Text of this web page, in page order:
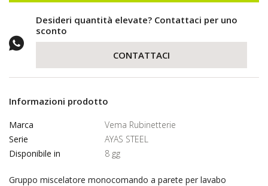
Desideri quantità elevate? Contattaci per uno
sconto
CONTATTACI
Informazioni prodotto
Marca
Vema Rubinetterie
Serie
AYAS STEEL
Disponibile in
8 gg
Gruppo miscelatore monocomando a parete per lavabo